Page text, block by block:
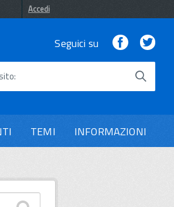
Accedi
Seguici su Facebook
TEMI INFORMAZIONI